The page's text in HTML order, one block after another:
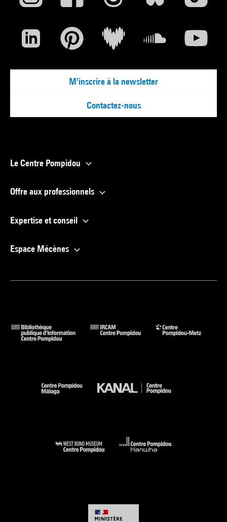
M'inscrire à la newsletter
Contactez-nous
Le Centre Pompidou
Offre aux professionnels
Expertise et conseil
Espace Mécènes